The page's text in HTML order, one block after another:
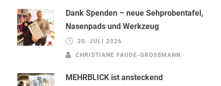
Dank Spenden – neue Sehprobentafel,
Nasenpads und Werkzeug
20. JULI 2026
CHRISTIANE FAUDE-GROSSMANN
MEHRBLICK ist ansteckend